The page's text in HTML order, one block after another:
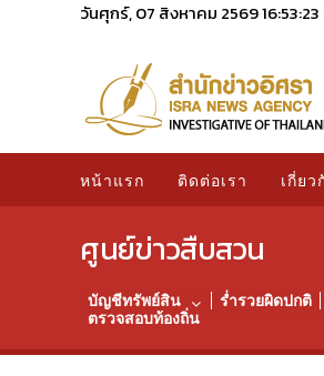
วันศุกร์, 07 สิงหาคม 256916:53:24
หน้าแรก ติดต่อเรา เกี่ยว
ศูนย์ข่าวสืบสวน
บัญชีทรัพย์สิน ร่ำรวยผิดปกติ
ตรวจสอบท้องถิ่น